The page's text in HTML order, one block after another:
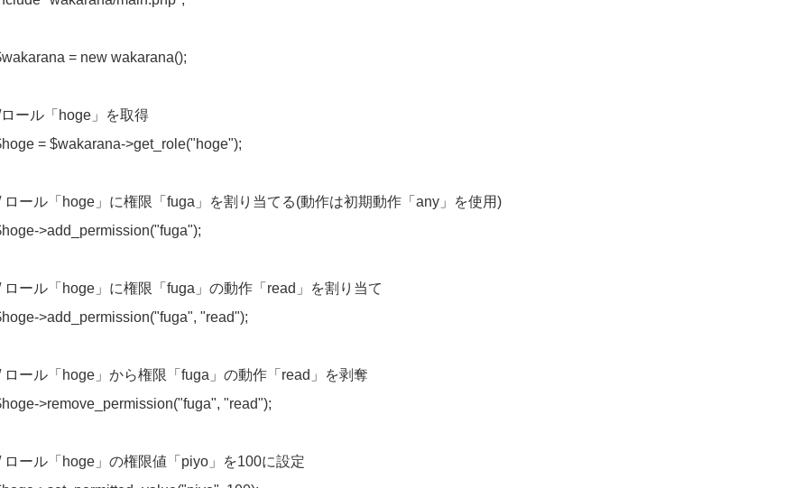
= new wakarana();
ール「hoge」を取得
= $wakarana->get_role("hoge");
ロール「hoge」に権限「fuga」を割り当てる(動作は初期動作「any」を使用)
>add_permission("fuga");
ロール「hoge」に権限「fuga」の動作「read」を割り当て
>add_permission("fuga", "read");
ロール「hoge」から権限「fuga」の動作「read」を剥奪
>remove_permission("fuga", "read");
ロール「hoge」の権限値「piyo」を100に設定